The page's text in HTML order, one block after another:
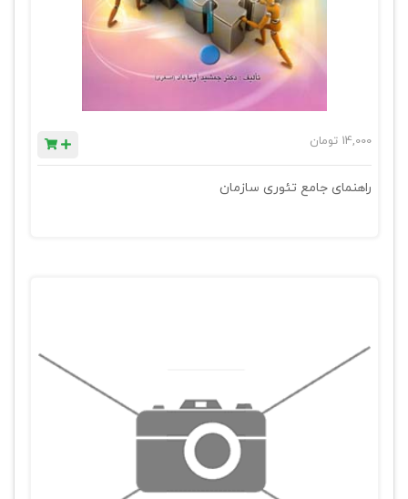
14,000 تومان
راهنمای جامع تئوری سازمان